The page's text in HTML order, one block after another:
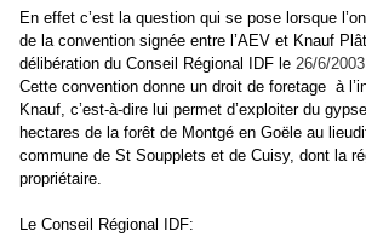
En effet c’est la question qui se pose lorsque
de la convention signée entre l’AEV et Knauf
délibération du Conseil Régional IDF le 26/6/
Cette convention donne un droit de foretage à
Knauf, c’est-à-dire lui permet d’exploiter du
hectares de la forêt de Montgé en Goële au
commune de St Soupplets et de Cuisy, dont la
propriétaire.
Le Conseil Régional IDF: